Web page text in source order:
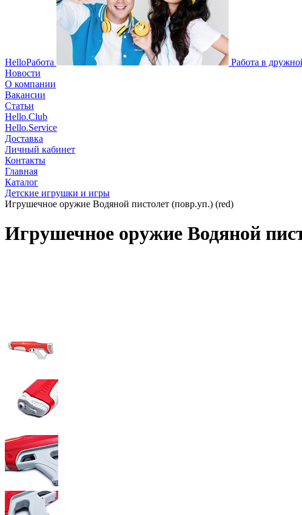
HelloРабота
Работа в
Новости
О компании
Вакансии
Статьи
Hello.Club
Hello.Service
Доставка
Личный кабинет
Контакты
Главная
Каталог
Детские игрушки и игры
Игрушечное оружие Водяной пистолет (повр.уп.) (red)
Игрушечное оружие Водяной